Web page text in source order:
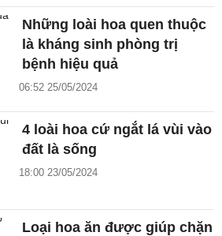
Những loài hoa quen thuộc
là kháng sinh phòng trị
bệnh hiệu quả
06:52 25/05/2024
4 loài hoa cứ ngắt lá vùi vào
đất là sống
18:00 23/05/2024
Loại hoa ăn được giúp chặn